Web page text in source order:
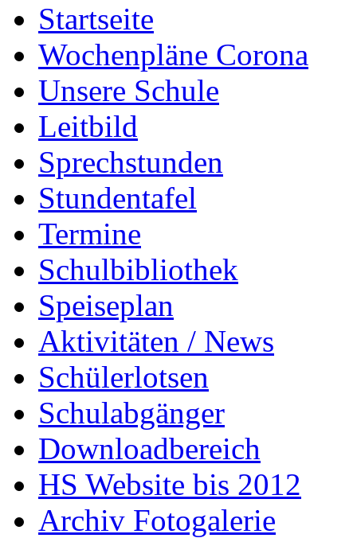
Startseite
Wochenpläne Corona
Unsere Schule
Leitbild
Sprechstunden
Stundentafel
Termine
Schulbibliothek
Speiseplan
Aktivitäten / News
Schülerlotsen
Schulabgänger
Downloadbereich
HS Website bis 2012
Archiv Fotogalerie